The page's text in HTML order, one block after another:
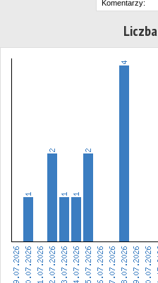
Komentarzy: